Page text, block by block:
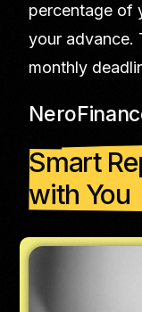
percentage of
your advance.
monthly
Smart
with You